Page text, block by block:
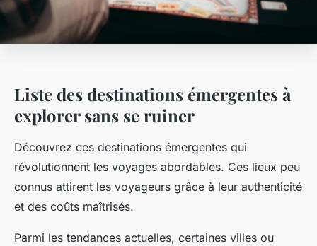
Liste des destinations émergentes à
explorer sans se ruiner
Découvrez ces destinations émergentes qui
révolutionnent les voyages abordables. Ces lieux peu
connus attirent les voyageurs grâce à leur authenticité
et des coûts maîtrisés.
Parmi les tendances actuelles, certaines villes ou